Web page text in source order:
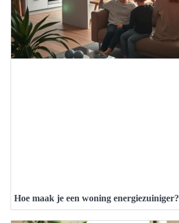
Hoe maak je een woning energiezuiniger?